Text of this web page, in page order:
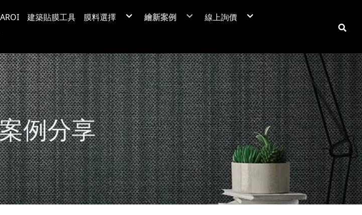
建築貼膜工具 膜料選擇
超疏水玻璃防爆膜
玻璃裝飾膜
防爆隔熱紙
塗料牆布
繪新案例
居家空間
電視牆 / 牆面
系統櫃 / 櫥櫃
玻璃裝飾貼膜
防爆膜/隔熱紙
門片、門框
大門
子母門
房門
防火門/消防門
消防栓
防火門
保護貼膜
天花板
工務機台
透明保護膜
鶯歌陶瓷博物館
土地公文化館
商業空間
活動展覽
大圖輸出
品牌廣告車
改色包膜
自體修復犀牛皮
重機
SUZUKI
HONDA
YAMAHA
KYMCO
機車
BWS
FORCE
線上詢價
例分享